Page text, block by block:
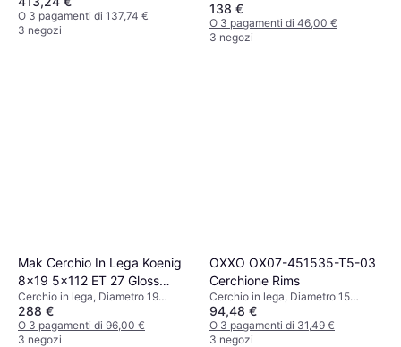
O 3 pagamenti di 137,74 €
3 negozi
138 €
O 3 pagamenti di 46,00 €
3 negozi
Mak Cerchio In Lega Koenig
8x19 5x112 ET 27 Gloss
Black
Cerchio in lega, Diametro 19
pollici, Blu, Nero
288 €
O 3 pagamenti di 96,00 €
3 negozi
OXXO OX07-451535-T5-03
Cerchione Rims
Cerchio in lega, Diametro 15
pollici, Nero
94,48 €
O 3 pagamenti di 31,49 €
3 negozi